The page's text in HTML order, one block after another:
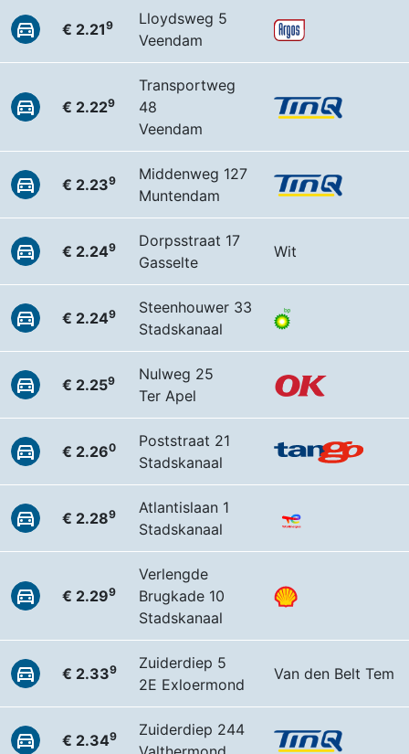
€ 2.219
Lloydsweg 5
Veendam
€ 2.229
Transportweg
48
Veendam
€ 2.239
Middenweg 127
Muntendam
€ 2.249
Dorpsstraat 17
Gasselte
Wit
€ 2.249
Steenhouwer 33
Stadskanaal
€ 2.259
Nulweg 25
Ter Apel
€ 2.260
Poststraat 21
Stadskanaal
€ 2.289
Atlantislaan 1
Stadskanaal
€ 2.299
Verlengde
Brugkade 10
Stadskanaal
€ 2.339
Zuiderdiep 5
2E Exloermond
Van den Belt Tem
€ 2.349
Zuiderdiep 244